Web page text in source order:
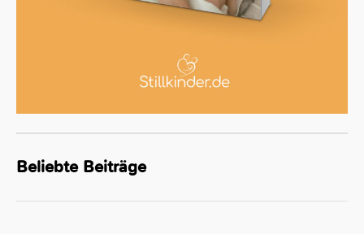
Beliebte Beiträge